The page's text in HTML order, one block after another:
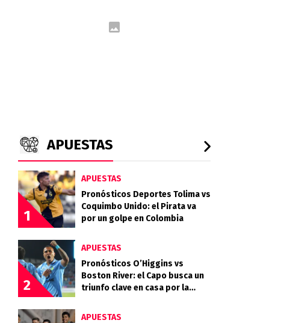
APUESTAS
1
APUESTAS
Pronósticos Deportes Tolima vs
Coquimbo Unido: el Pirata va
por un golpe en Colombia
2
APUESTAS
Pronósticos O’Higgins vs
Boston River: el Capo busca un
triunfo clave en casa por la
APUESTAS